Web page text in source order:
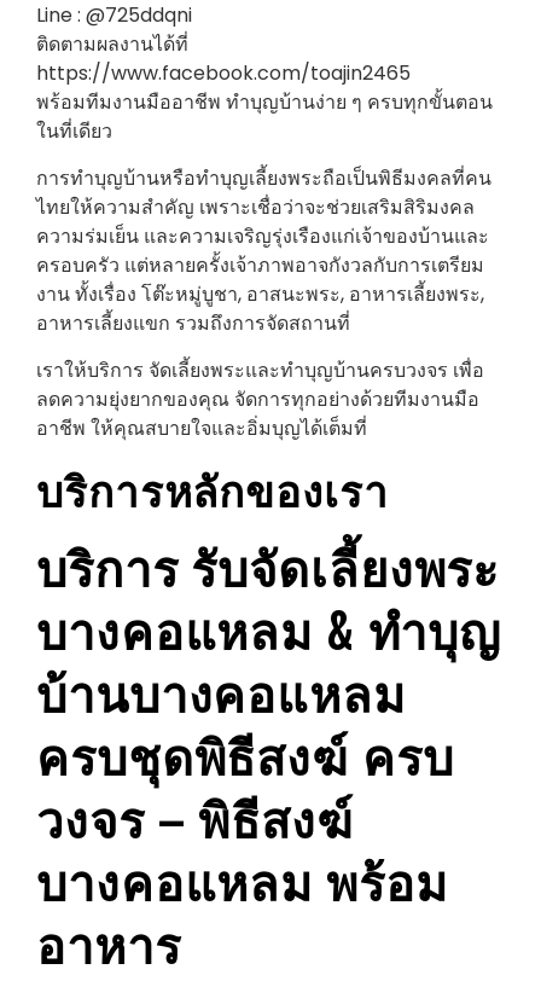
Line : @725ddqni
ติดตามผลงานได้ที่
https://www.facebook.com/toajin2465
พร้อมทีมงานมืออาชีพ ทำบุญบ้านง่าย ๆ ครบทุกขั้นตอน
ในที่เดียว
การทำบุญบ้านหรือทำบุญเลี้ยงพระถือเป็นพิธีมงคลที่คน
ไทยให้ความสำคัญ เพราะเชื่อว่าจะช่วยเสริมสิริมงคล
ความร่มเย็น และความเจริญรุ่งเรืองแก่เจ้าของบ้านและ
ครอบครัว แต่หลายครั้งเจ้าภาพอาจกังวลกับการเตรียม
งาน ทั้งเรื่อง โต๊ะหมู่บูชา, อาสนะพระ, อาหารเลี้ยงพระ,
อาหารเลี้ยงแขก รวมถึงการจัดสถานที่
เราให้บริการ จัดเลี้ยงพระและทำบุญบ้านครบวงจร เพื่อ
ลดความยุ่งยากของคุณ จัดการทุกอย่างด้วยทีมงานมือ
อาชีพ ให้คุณสบายใจและอิ่มบุญได้เต็มที่
บริการหลักของเรา
บริการ รับจัดเลี้ยงพระ
บางคอแหลม & ทำบุญ
บ้านบางคอแหลม
ครบชุดพิธีสงฆ์ ครบ
วงจร – พิธีสงฆ์
บางคอแหลม พร้อม
อาหาร